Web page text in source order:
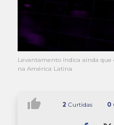
Levantamento indica ainda que
na América Latina
thumb_up 2 Curtidas 0